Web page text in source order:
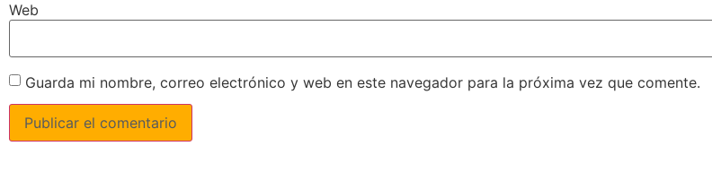
Web
Guarda mi nombre, correo electrónico y web en este navegador para la próxima vez que comente.